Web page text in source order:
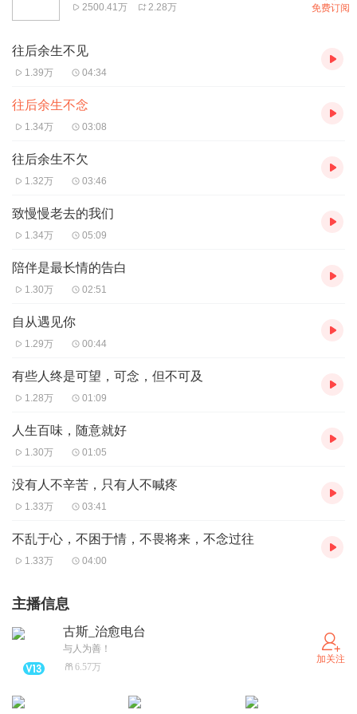
2500.41万 2.28万 免费订阅
往后余生不见
1.39万 04:34
往后余生不念
1.34万 03:08
往后余生不欠
1.32万 03:46
致慢慢老去的我们
1.34万 05:09
陪伴是最长情的告白
1.30万 02:51
自从遇见你
1.29万 00:44
有些人终是可望，可念，但不可及
1.28万 01:09
人生百味，随意就好
1.30万 01:05
没有人不辛苦，只有人不喊疼
1.33万 03:41
不乱于心，不困于情，不畏将来，不念过往
1.33万 04:00
主播信息
古斯_治愈电台
与人为善！
6.57万
加关注